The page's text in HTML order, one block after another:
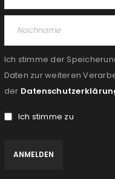
Ich stimme der
Daten zur weiteren
der
Ich stimme zu